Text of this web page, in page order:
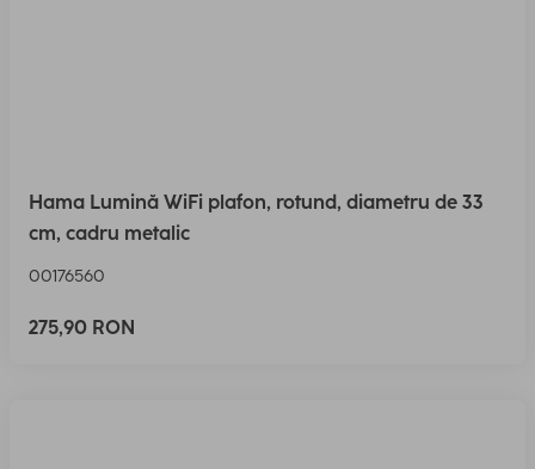
Hama Lumină WiFi plafon, rotund, diametru de 33
cm, cadru metalic
00176560
275,90 RON